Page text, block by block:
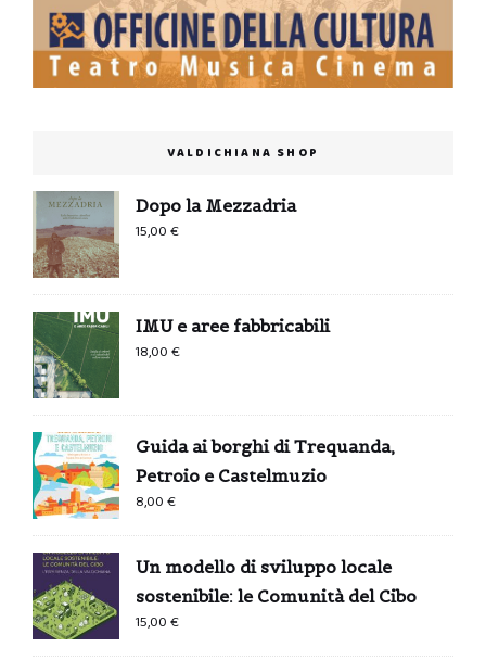
VALDICHIANA SHOP
Dopo la Mezzadria
15,00€
IMU e aree fabbricabili
18,00€
Guida ai borghi di Trequanda,
Petroio e Castelmuzio
8,00€
Un modello di sviluppo locale
sostenibile: le Comunità del Cibo
15,00€